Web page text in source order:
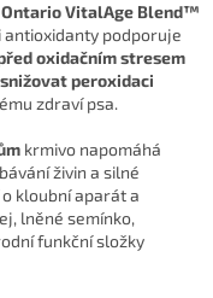
Ontario VitalAge Blend™
antioxidanty podporuje
oxidačním stresem
snižovat peroxidaci
zdraví psa.
krmivo napomáhá
živin a silné
kloubní aparát a
lněné semínko,
funkční složky